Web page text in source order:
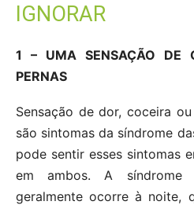
IGNORAR
1 – UMA SENSAÇÃO DE
PERNAS
Sensação de dor, coceira
são sintomas da síndrome
pode sentir esses sintomas
em ambos. A síndrome
geralmente ocorre à noite,